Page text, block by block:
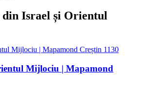
Israel și Orientul
Mijlociu | Mapamond